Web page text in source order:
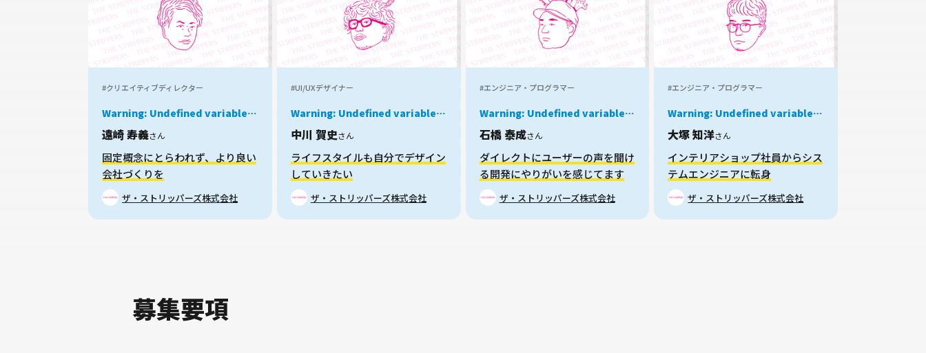
#クリエイティブディレクター
Warning: Undefined variable
kyu.com/public_html/okanechips/works/wp-
content/themes/sakusaku-
job/parts/story-card.phpon
line38
遠崎 寿義さん
固定概念にとらわれず、より良い
会社づくりを
ザ・ストリッパーズ株式会社
#UI/UXデザイナー
Warning: Undefined variable
kyu.com/public_html/okanechips/works/wp-
content/themes/sakusaku-
job/parts/story-card.phpon
line38
中川 賀史さん
ライフスタイルも自分でデザイン
していきたい
ザ・ストリッパーズ株式会社
#エンジニア・プログラマー
Warning: Undefined variable
kyu.com/public_html/okanechips/works/wp-
content/themes/sakusaku-
job/parts/story-card.phpon
line38
石橋 泰成さん
ダイレクトにユーザーの声を聞け
る開発にやりがいを感じてます
ザ・ストリッパーズ株式会社
#エンジニア・プログラマー
Warning: Undefined variable
kyu.com/public_html/okanechips/works/wp-
content/themes/sakusaku-
job/parts/story-card.phpon
line38
大塚 知洋さん
インテリアショップ社員からシス
テムエンジニアに転身
ザ・ストリッパーズ株式会社
募集要項